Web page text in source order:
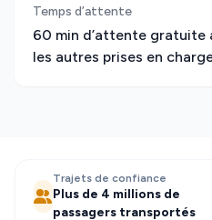
Temps d’attente
60 min d’attente gratuite
les autres prises en
Trajets de confiance
Plus de 4 millions de
passagers transportés